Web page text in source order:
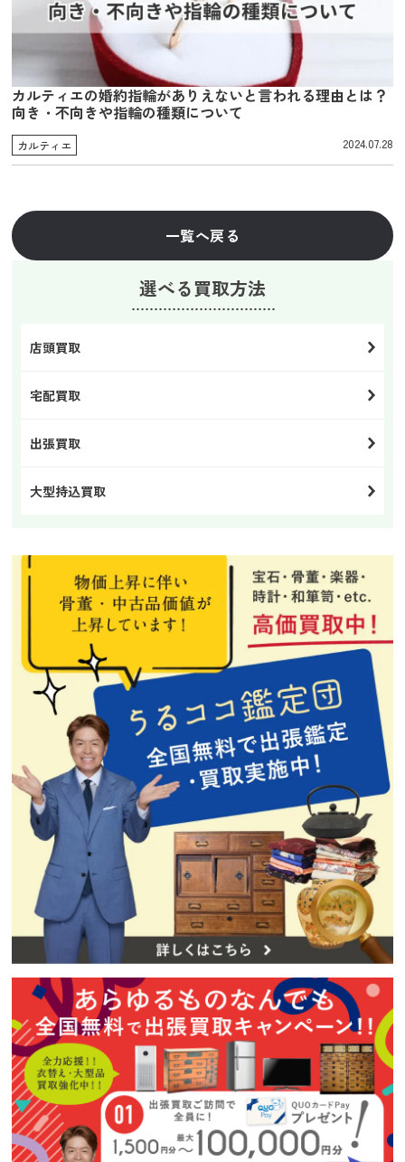
カルティエの婚約指輪がありえないと言われる理由とは？
向き・不向きや指輪の種類について
カルティエ 2024.07.28
一覧へ戻る
選べる買取方法
店頭買取
宅配買取
出張買取
大型持込買取